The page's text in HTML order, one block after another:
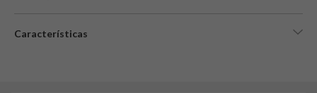
Características